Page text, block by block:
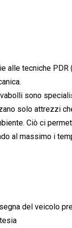
alle tecniche
sono
solo attrezzi
Ciò ci
al massimo i
del veicolo